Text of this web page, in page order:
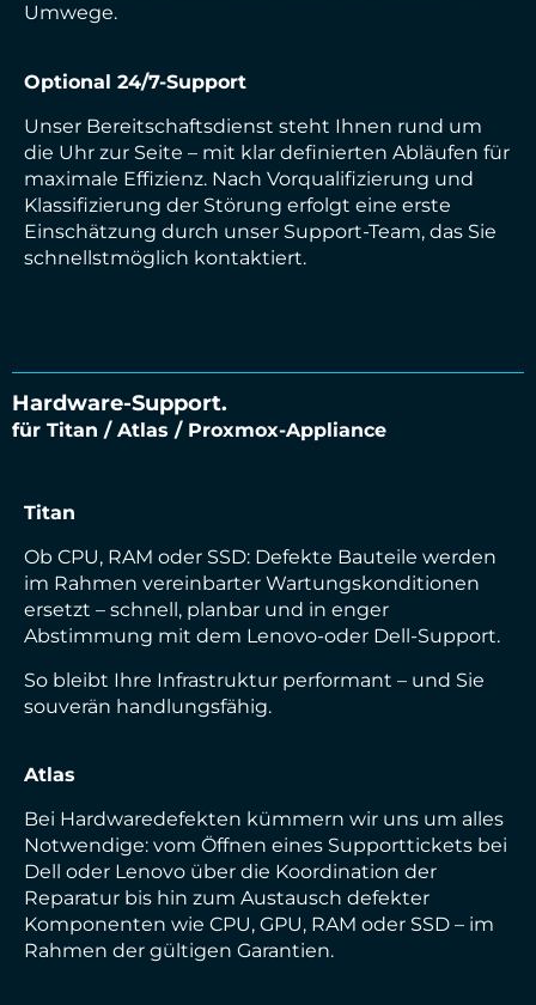
Umwege.
Optional 24/7-Support
Unser Bereitschaftsdienst steht Ihnen rund um
die Uhr zur Seite – mit klar definierten Abläufen für
maximale Effizienz. Nach Vorqualifizierung und
Klassifizierung der Störung erfolgt eine erste
Einschätzung durch unser Support-Team, das Sie
schnellstmöglich kontaktiert.
Hardware-Support.
für Titan / Atlas / Proxmox-Appliance
Titan
Ob CPU, RAM oder SSD: Defekte Bauteile werden
im Rahmen vereinbarter Wartungskonditionen
ersetzt – schnell, planbar und in enger
Abstimmung mit dem Lenovo-oder Dell-Support.
So bleibt Ihre Infrastruktur performant – und Sie
souverän handlungsfähig.
Atlas
Bei Hardwaredefekten kümmern wir uns um alles
Notwendige: vom Öffnen eines Supporttickets bei
Dell oder Lenovo über die Koordination der
Reparatur bis hin zum Austausch defekter
Komponenten wie CPU, GPU, RAM oder SSD – im
Rahmen der gültigen Garantien.